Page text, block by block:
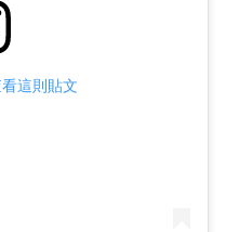
這則貼文